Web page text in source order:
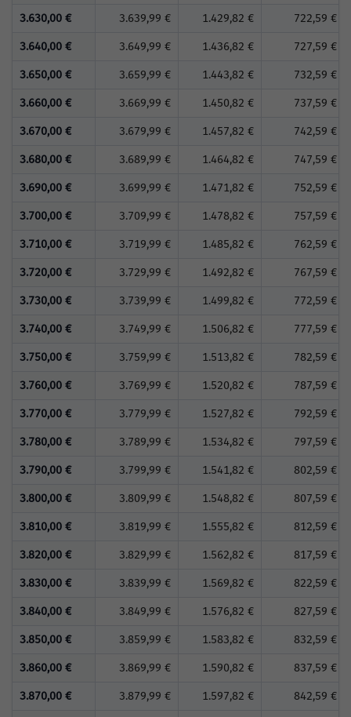
3.630,00 € 3.639,99 € 1.429,82 € 722,59 €
3.640,00 € 3.649,99 € 1.436,82 € 727,59 €
3.650,00 € 3.659,99 € 1.443,82 € 732,59 €
3.660,00 € 3.669,99 € 1.450,82 € 737,59 €
3.670,00 € 3.679,99 € 1.457,82 € 742,59 €
3.680,00 € 3.689,99 € 1.464,82 € 747,59 €
3.690,00 € 3.699,99 € 1.471,82 € 752,59 €
3.700,00 € 3.709,99 € 1.478,82 € 757,59 €
3.710,00 € 3.719,99 € 1.485,82 € 762,59 €
3.720,00 € 3.729,99 € 1.492,82 € 767,59 €
3.730,00 € 3.739,99 € 1.499,82 € 772,59 €
3.740,00 € 3.749,99 € 1.506,82 € 777,59 €
3.750,00 € 3.759,99 € 1.513,82 € 782,59 €
3.760,00 € 3.769,99 € 1.520,82 € 787,59 €
3.770,00 € 3.779,99 € 1.527,82 € 792,59 €
3.780,00 € 3.789,99 € 1.534,82 € 797,59 €
3.790,00 € 3.799,99 € 1.541,82 € 802,59 €
3.800,00 € 3.809,99 € 1.548,82 € 807,59 €
3.810,00 € 3.819,99 € 1.555,82 € 812,59 €
3.820,00 € 3.829,99 € 1.562,82 € 817,59 €
3.830,00 € 3.839,99 € 1.569,82 € 822,59 €
3.840,00 € 3.849,99 € 1.576,82 € 827,59 €
3.850,00 € 3.859,99 € 1.583,82 € 832,59 €
3.860,00 € 3.869,99 € 1.590,82 € 837,59 €
3.870,00 € 3.879,99 € 1.597,82 € 842,59 €